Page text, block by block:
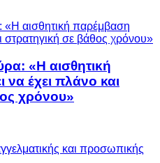
«Η αισθητική
έχει πλάνο και
χρόνου»